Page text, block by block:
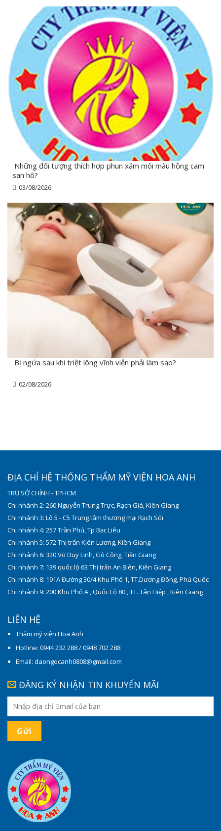
Những đối tượng thích hợp phun xăm môi màu hồng cam
san hô?
03/08/2026
Bị ngứa sau khi triệt lông vĩnh viễn phải làm sao?
02/08/2026
ĐỊA CHỈ HỆ THỐNG THẨM MỸ VIỆN HOA ANH
TRỤ SỞ CHÍNH - TPHCM
Chi nhánh 2: 260 Nguyễn Trung Trực, Rạch Giá, Kiên Giang
Chi nhánh 3: Lô 5 - C5 Trung tâm thương mại Rạch Sỏi
Chi nhánh 4: 257 Trần Phú, Tp Bạc Liêu
Chi nhánh 5: 572 Thị trấn Kiên Lương, Kiên Giang
Chi nhánh 6: 320 Võ Duy Linh, Gò Công, Tiền Giang
Chi nhánh 7: 139 quốc lộ 63 Thị trấn An Biên, Kiên Giang
Chi nhánh 8: 191A Đường 30/4 Khu Phố 1, TT.Dương Đông, Phú Quốc
Chi nhánh 9: 200 Khu Phố A , Quốc Lộ 80 , TT. Tân Hiệp , Kiên Giang
LIÊN HỆ
Thẩm mỹ viện Hoa Anh
Hotline: 0944 232 288 / 0948 702 288
Email: daongocanh0808@gmail.com
ĐĂNG KÝ NHẬN TIN KHUYẾN MÃI